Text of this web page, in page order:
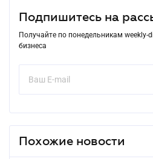
Подпишитесь на
Получайте по понедельникам
бизнеса
Похожие новости